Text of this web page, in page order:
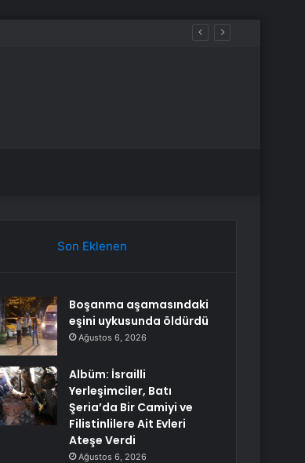
Son Eklenen
Boşanma aşamasındaki
eşini uykusunda öldürdü
Ağustos 6, 2026
Albüm: İsrailli
Yerleşimciler, Batı
Şeria’da Bir Camiyi ve
Filistinlilere Ait Evleri
Ateşe Verdi
Ağustos 6, 2026